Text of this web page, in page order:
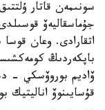
سونىمەن قاتار
جۇماسقاليەۆ
اتقارادى. وعان
باپكەردىڭ
ۆاديم بوروۆسكي -
قۇسايىنوۆ